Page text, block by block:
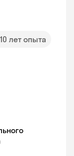
10 лет опыта